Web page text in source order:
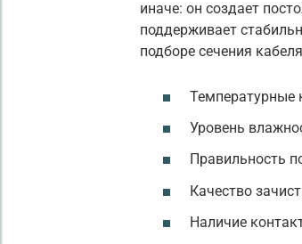
иначе: он создает
поддерживает
подборе сечения
Температурные
Уровень
Правильность
Качество
Наличие